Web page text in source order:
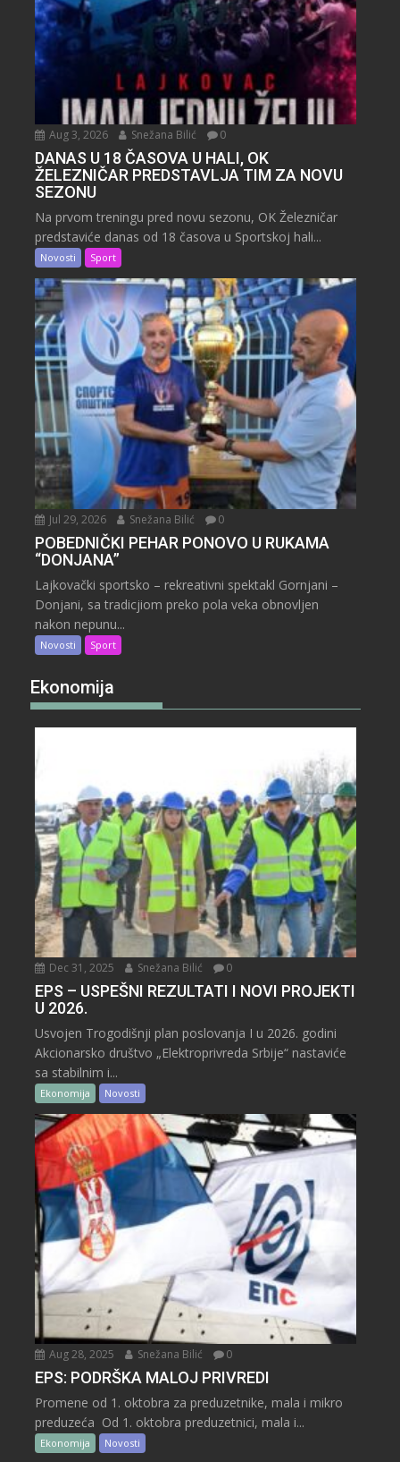
Aug 3, 2026 Snežana Bilić 0
DANAS U 18 ČASOVA U HALI, OK
ŽELEZNIČAR PREDSTAVLJA TIM ZA NOVU
SEZONU
Na prvom treningu pred novu sezonu, OK Železničar
predstaviće danas od 18 časova u Sportskoj hali...
Novosti Sport
Jul 29, 2026 Snežana Bilić 0
POBEDNIČKI PEHAR PONOVO U RUKAMA
“DONJANA”
Lajkovački sportsko – rekreativni spektakl Gornjani –
Donjani, sa tradicjiom preko pola veka obnovljen
nakon nepunu...
Novosti Sport
Ekonomija
Dec 31, 2025 Snežana Bilić 0
EPS – USPEŠNI REZULTATI I NOVI PROJEKTI
U 2026.
Usvojen Trogodišnji plan poslovanja I u 2026. godini
Akcionarsko društvo „Elektroprivreda Srbije“ nastaviće
sa stabilnim i...
Ekonomija Novosti
Aug 28, 2025 Snežana Bilić 0
EPS: PODRŠKA MALOJ PRIVREDI
Promene od 1. oktobra za preduzetnike, mala i mikro
preduzeća Od 1. oktobra preduzetnici, mala i...
Ekonomija Novosti